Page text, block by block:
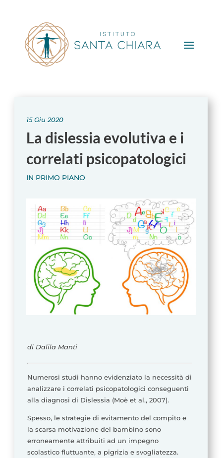
15 Giu 2020
La dislessia evolutiva e i
correlati psicopatologici
IN PRIMO PIANO
di Dalila Manti
Numerosi studi hanno evidenziato la necessità di
analizzare i correlati psicopatologici conseguenti
alla diagnosi di Dislessia (Moè et al., 2007).
Spesso, le strategie di evitamento del compito e
la scarsa motivazione del bambino sono
erroneamente attribuiti ad un impegno
scolastico fluttuante, a pigrizia e svogliatezza.